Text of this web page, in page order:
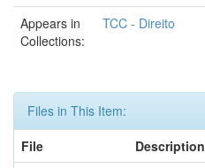
Appears in
Collections:
TCC - Direito
Files in This Item:
File
Description